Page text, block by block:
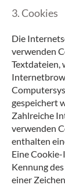
3. Cookies
Die
verwenden
Textdateien,
gespeichert
Zahlreiche
verwenden
enthalten
Eine
Kennung
einer